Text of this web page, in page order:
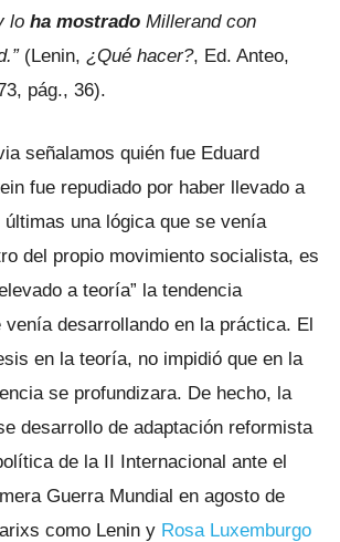
lo ha mostrado Millerand con
(Lenin, ¿Qué hacer?, Ed. Anteo,
pág., 36).
señalamos quién fue Eduard
fue repudiado por haber llevado a
una lógica que se venía
del propio movimiento socialista, es
a teoría” la tendencia
desarrollando en la práctica. El
en la teoría, no impidió que en la
se profundizara. De hecho, la
desarrollo de adaptación reformista
de la II Internacional ante el
Guerra Mundial en agosto de
como Lenin y Rosa Luxemburgo